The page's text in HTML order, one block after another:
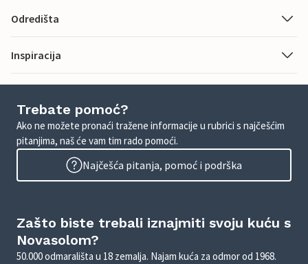
Odredišta
Inspiracija
Trebate pomoć?
Ako ne možete pronaći tražene informacije u rubrici s najčešćim
pitanjima, naš će vam tim rado pomoći.
Najčešća pitanja, pomoć i podrška
Zašto biste trebali iznajmiti svoju kuću s
Novasolom?
50.000 odmarališta u 18 zemalja. Najam kuća za odmor od 1968.